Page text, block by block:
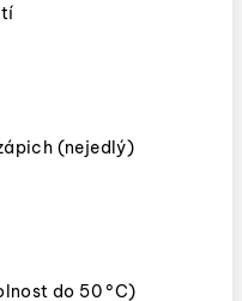
(nejedlý)
do 50 °C)